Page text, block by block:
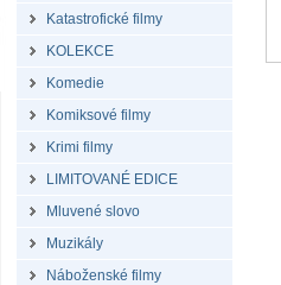
Katastrofické filmy
KOLEKCE
Komedie
Komiksové filmy
Krimi filmy
LIMITOVANÉ EDICE
Mluvené slovo
Muzikály
Náboženské filmy